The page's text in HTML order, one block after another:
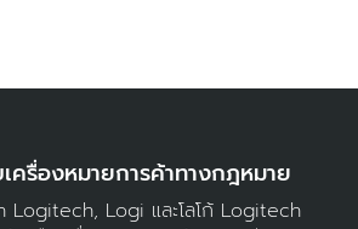
ครื่องหมายการค้าทางกฎหมาย
Logi และโลโก้ Logitech